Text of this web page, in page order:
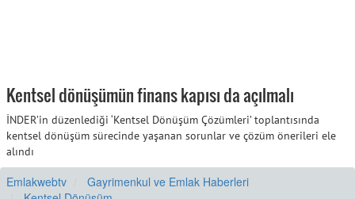
Kentsel dönüşümün finans kapısı da açılmalı
İNDER’in düzenlediği ‘Kentsel Dönüşüm Çözümleri’ toplantısında
kentsel dönüşüm sürecinde yaşanan sorunlar ve çözüm önerileri ele
alındı
Emlakwebtv
Gayrimenkul ve Emlak Haberleri